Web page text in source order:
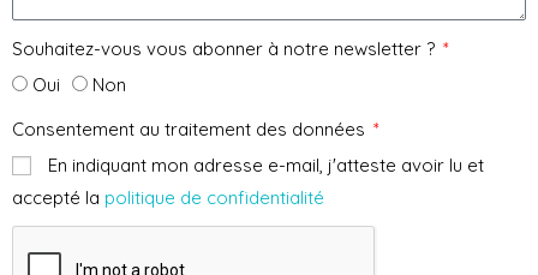
Souhaitez-vous vous abonner à notre newsletter ?
Oui
Non
Consentement au traitement des données
En indiquant mon adresse e-mail, j'atteste avoir lu et
accepté la politique de confidentialité